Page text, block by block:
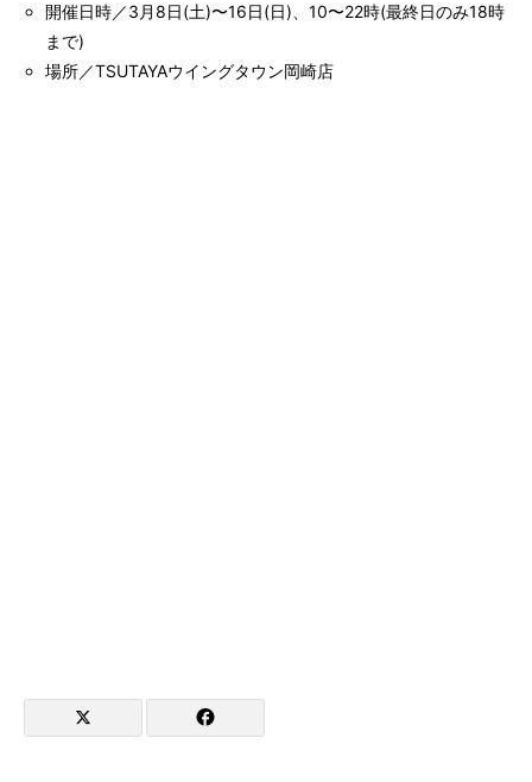
開催日時／3月8日(土)〜16日(日)、10〜22時(最終日のみ18時
まで)
場所／TSUTAYAウイングタウン岡崎店